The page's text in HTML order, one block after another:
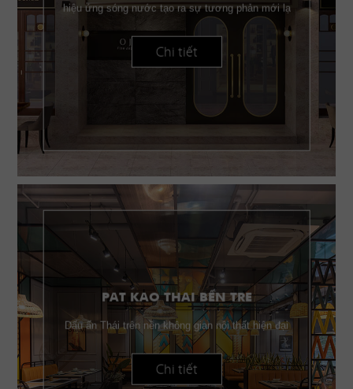
hiệu ứng sóng nước tạo ra sự tương phản mới lạ
Chi tiết
PAT KAO THAI BẾN TRE
Dấu ấn Thái trên nền không gian nội thất hiện đại
Chi tiết